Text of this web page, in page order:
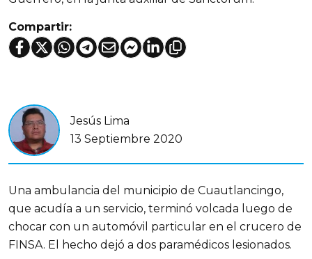
Compartir:
Jesús Lima
13 Septiembre 2020
Una ambulancia del municipio de Cuautlancingo,
que acudía a un servicio, terminó volcada luego de
chocar con un automóvil particular en el crucero de
FINSA. El hecho dejó a dos paramédicos lesionados.